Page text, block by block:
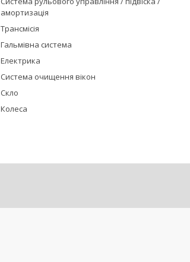
амортизація
Трансмісія
Гальмівна система
Електрика
Система очищення вікон
Скло
Колеса